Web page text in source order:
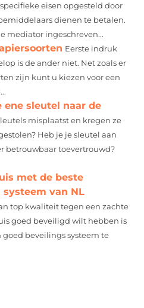
eisen opgesteld door
dienen te betalen.
mediator ingeschreven...
Eerste indruk
is de ander niet. Net zoals er
zijn kunt u kiezen voor een
ene sleutel naar de
misplaatst en kregen ze
Heb je je sleutel aan
betrouwbaar toevertrouwd?
met de beste
van NL
top kwaliteit tegen een zachte
goed beveiligd wilt hebben is
beveilings systeem te